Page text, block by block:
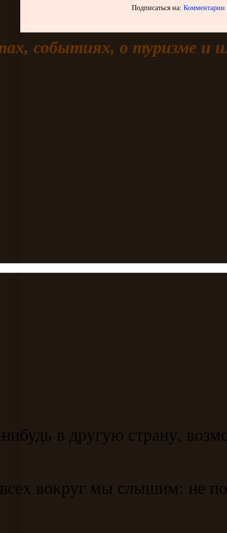
Подписаться на:
событиях, о туризме и
в другую страну,
вокруг мы слышим: не